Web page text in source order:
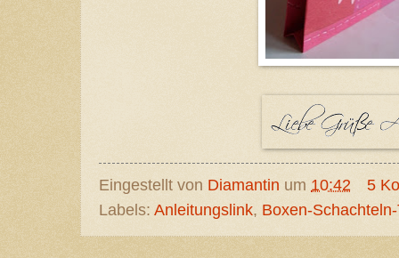
Eingestellt von Diamantin um 10:42
5
Labels: Anleitungslink, Boxen-